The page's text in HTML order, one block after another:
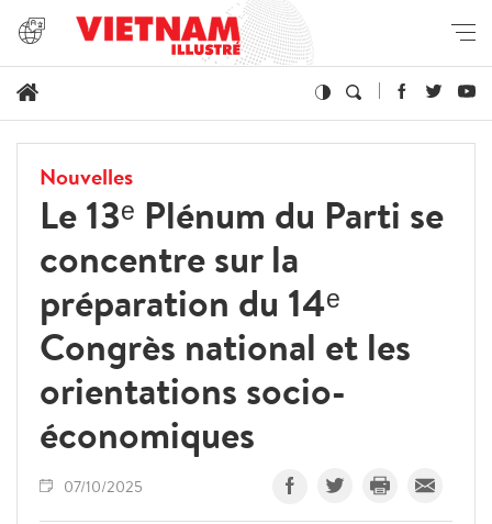
Nouvelles
Le 13ᵉ Plénum du Parti se
concentre sur la
préparation du 14ᵉ
Congrès national et les
orientations socio-
économiques
07/10/2025